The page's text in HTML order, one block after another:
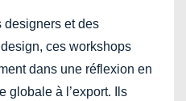
designers et des
ces workshops
dans une réflexion en
globale à l’export. Ils